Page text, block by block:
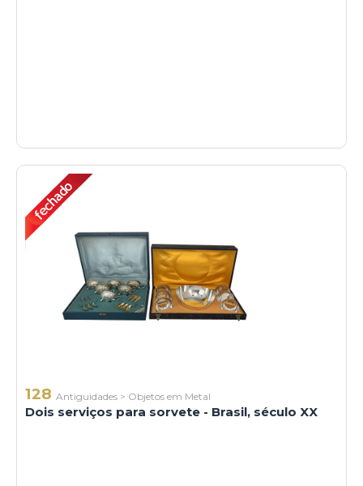
128 Antiguidades > Objetos em Metal
Dois serviços para sorvete - Brasil, século XX